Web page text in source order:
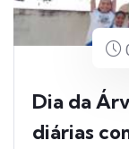
Dia da
diárias